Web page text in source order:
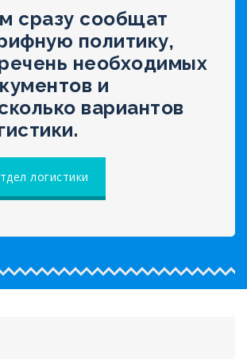
сразу сообщат
политику,
необходимых
и
вариантов
логистики